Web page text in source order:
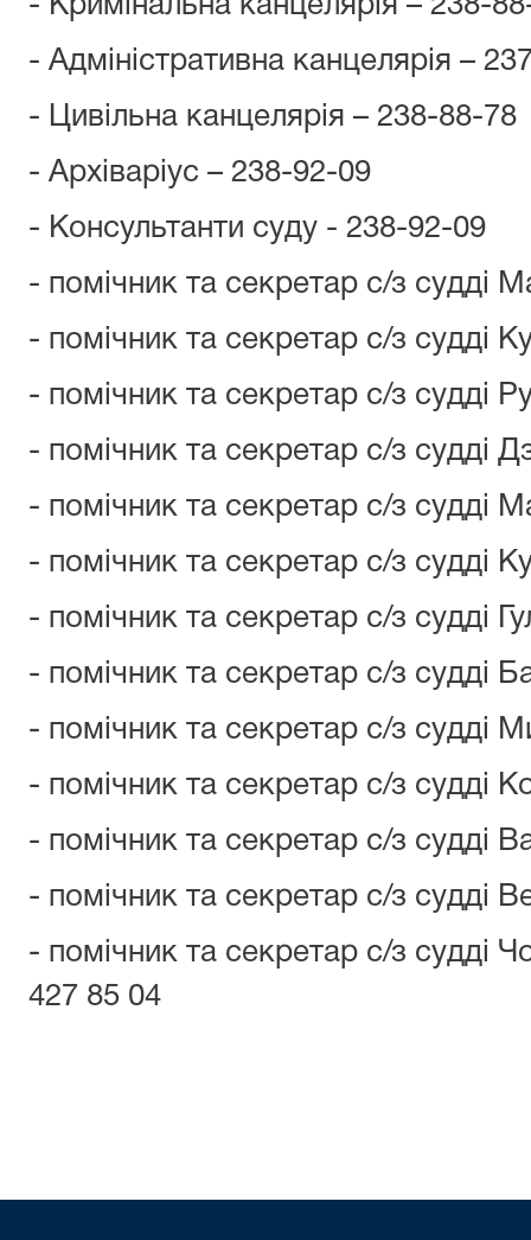
- Кримінальна канцелярія – 238-
- Адміністративна канцелярія –
- Цивільна канцелярія – 238-88-78
- Архіваріус – 238-92-09
- Консультанти суду - 238-92-09
- помічник та секретар с/з судді
- помічник та секретар с/з судді
- помічник та секретар с/з судді
- помічник та секретар с/з судді
- помічник та секретар с/з судді
- помічник та секретар с/з судді
- помічник та секретар с/з судді
- помічник та секретар с/з судді
- помічник та секретар с/з судді
- помічник та секретар с/з судді
- помічник та секретар с/з судді
- помічник та секретар с/з судді
- помічник та секретар с/з судді
427 85 04